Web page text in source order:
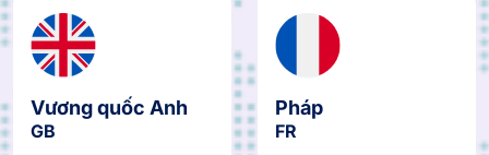
Vương quốc Anh
GB
Pháp
FR